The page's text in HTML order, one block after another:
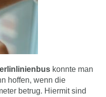
konnte man
hoffen, wenn die
betrug. Hiermit sind